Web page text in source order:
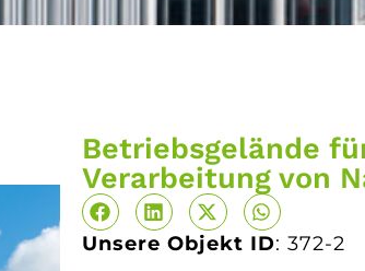
Betriebsgelände
Verarbeitung von
Unsere Objekt ID: 372-2